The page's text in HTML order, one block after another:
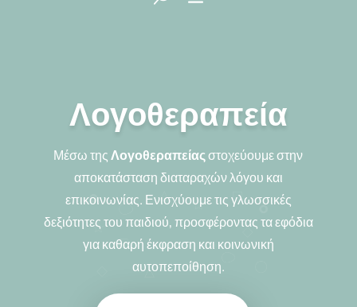
Λογοθεραπεία
Μέσω τηςΛογοθεραπείαςστοχεύουμε στην
αποκατάσταση διαταραχών λόγου και
επικοινωνίας. Ενισχύουμε τις γλωσσικές
δεξιότητες του παιδιού, προσφέροντας τα εφόδια
για καθαρή έκφραση και κοινωνική
αυτοπεποίθηση.